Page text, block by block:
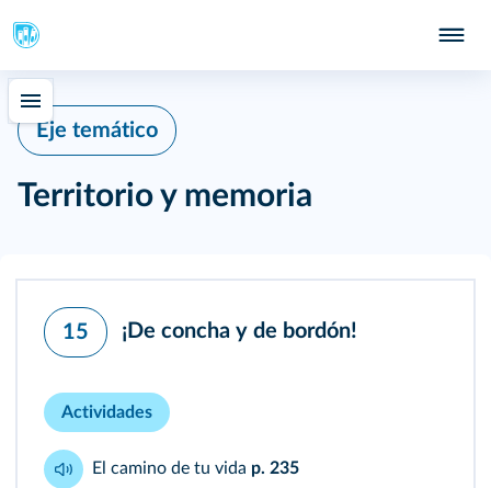
Eje temático
Territorio y memoria
15 ¡De concha y de bordón!
Actividades
El camino de tu vida p. 235